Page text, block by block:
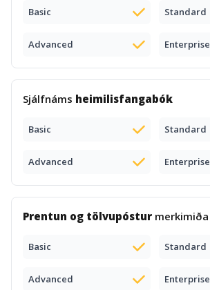
Basic Standard
Advanced Enterprise
Sjálfnáms heimilisfangabók
Basic Standard
Advanced Enterprise
Prentun og tölvupóstur merkimiða
Basic Standard
Advanced Enterprise